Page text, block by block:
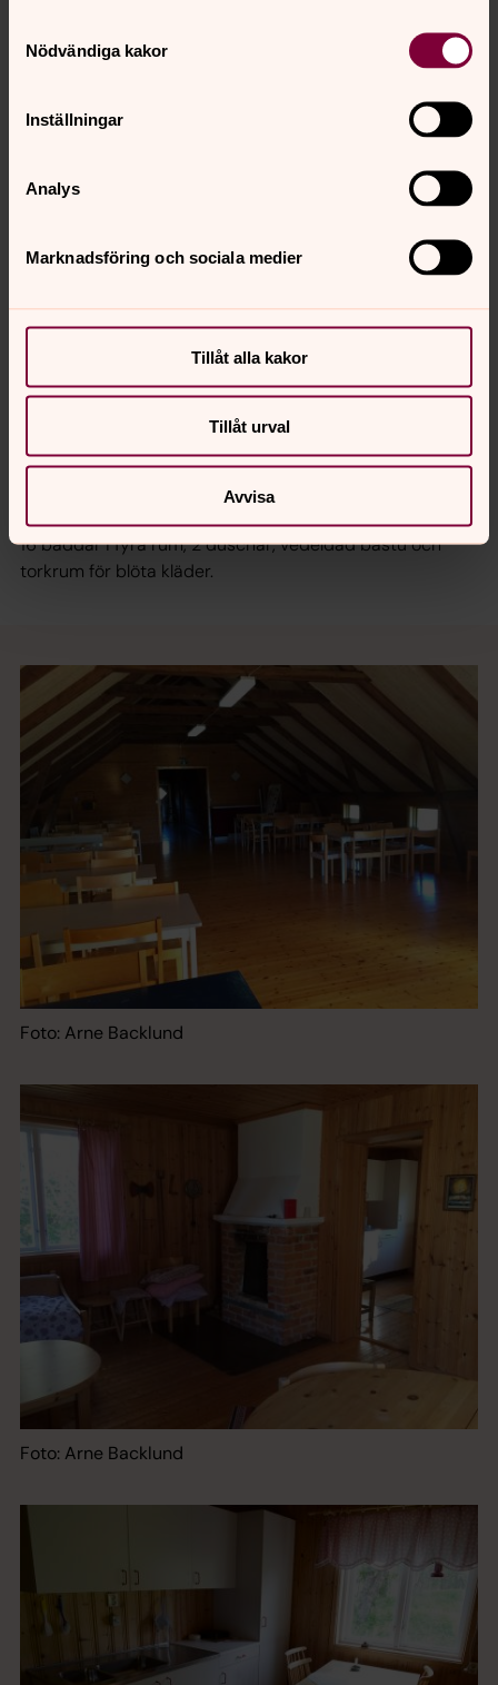
Nödvändiga kakor
Inställningar
Analys
Marknadsföring och sociala medier
Tillåt alla kakor
Tillåt urval
Avvisa
Foto: Storuman Fritid
Det finns en konferenslokal med plats för mellan 70-100
personer. Under loftet finns en logementförläggning med
16 bäddar i fyra rum, 2 duschar, vedeldad bastu och
torkrum för blöta kläder.
Foto: Arne Backlund
Foto: Arne Backlund